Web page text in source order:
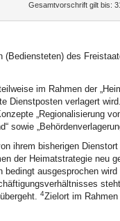
Gesamtvorschrift gilt bis:
des
im Rahmen der
Dienstposten verlagert wird.
„Regionalisierung
sowie
ihrem bisherigen
der Heimatstrategie neu
ausgesprochen
4Zielort im